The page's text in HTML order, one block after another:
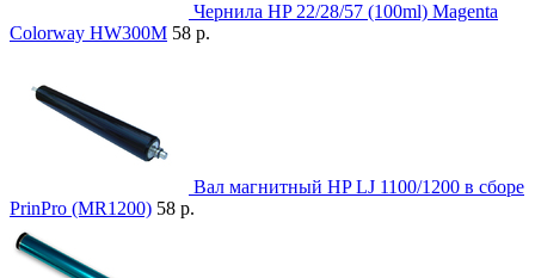
Чернила HP 22/28/57 (100ml) Magenta
Colorway HW300M 58 р.
Вал магнитный HP LJ 1100/1200 в сборе
PrinPro (MR1200) 58 р.